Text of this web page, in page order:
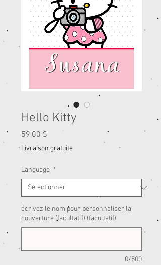
Hello Kitty
59,00 $
Livraison gratuite
Language *
écrivez le nom pour personnaliser la
couverture (facultatif) (facultatif)
0/500